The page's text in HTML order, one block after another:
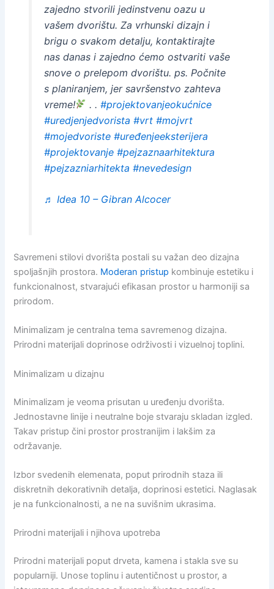
zajedno stvorili jedinstvenu oazu u
vašem dvorištu. Za vrhunski dizajn i
brigu o svakom detalju, kontaktirajte
nas danas i zajedno ćemo ostvariti vaše
snove o prelepom dvorištu. ps. Počnite
s planiranjem, jer savršenstvo zahteva
vreme!
. . #projektovanjeokućnice
#uredjenjedvorista #vrt #mojvrt
#mojedvoriste #uređenjeeksterijera
#projektovanje #pejzaznaarhitektura
#pejzazniarhitekta #nevedesign
♬ Idea 10 – Gibran Alcocer
Savremeni stilovi dvorišta postali su važan deo dizajna
spoljašnjih prostora. Moderan pristup kombinuje estetiku i
funkcionalnost, stvarajući efikasan prostor u harmoniji sa
prirodom.
Minimalizam je centralna tema savremenog dizajna.
Prirodni materijali doprinose održivosti i vizuelnoj toplini.
Minimalizam u dizajnu
Minimalizam je veoma prisutan u uređenju dvorišta.
Jednostavne linije i neutralne boje stvaraju skladan izgled.
Takav pristup čini prostor prostranijim i lakšim za
održavanje.
Izbor svedenih elemenata, poput prirodnih staza ili
diskretnih dekorativnih detalja, doprinosi estetici. Naglasak
je na funkcionalnosti, a ne na suvišnim ukrasima.
Prirodni materijali i njihova upotreba
Prirodni materijali poput drveta, kamena i stakla sve su
popularniji. Unose toplinu i autentičnost u prostor, a